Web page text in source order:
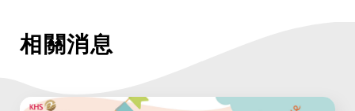
相關消息